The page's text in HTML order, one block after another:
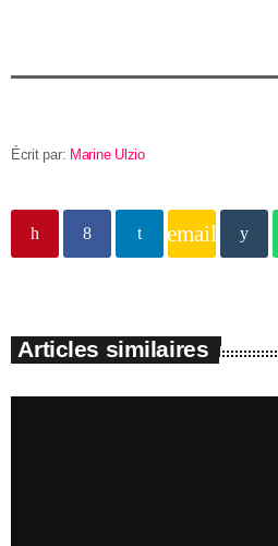
Écrit par: Marine Ulzio
email
Articles similaires